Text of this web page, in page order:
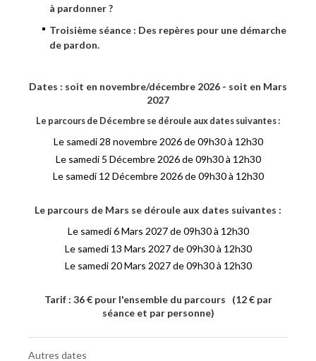
à pardonner ?
Troisième séance : Des repères pour une démarche
de pardon.
Dates : soit en novembre/décembre 2026 - soit en Mars
2027
Le parcours de Décembre se déroule aux dates suivantes :
Le samedi 28 novembre 2026 de 09h30 à 12h30
Le samedi 5 Décembre 2026 de 09h30 à 12h30
Le samedi 12 Décembre 2026 de 09h30 à 12h30
Le parcours de Mars se déroule aux dates suivantes :
Le samedi 6 Mars 2027 de 09h30 à 12h30
Le samedi 13 Mars 2027 de 09h30 à 12h30
Le samedi 20 Mars 2027 de 09h30 à 12h30
Tarif : 36 € pour l'ensemble du parcours (12 € par
séance et par personne)
Autres dates